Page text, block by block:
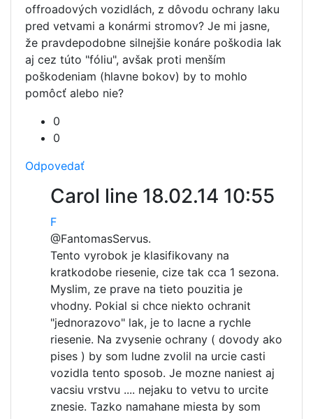
offroadových vozidlách, z dôvodu ochrany laku
pred vetvami a konármi stromov? Je mi jasne,
že pravdepodobne silnejšie konáre poškodia lak
aj cez túto "fóliu", avšak proti menším
poškodeniam (hlavne bokov) by to mohlo
pomôcť alebo nie?
0
0
Odpovedať
Carol line 18.02.14 10:55
F
@FantomasServus.
Tento vyrobok je klasifikovany na
kratkodobe riesenie, cize tak cca 1 sezona.
Myslim, ze prave na tieto pouzitia je
vhodny. Pokial si chce niekto ochranit
"jednorazovo" lak, je to lacne a rychle
riesenie. Na zvysenie ochrany ( dovody ako
pises ) by som ludne zvolil na urcie casti
vozidla tento sposob. Je mozne naniest aj
vacsiu vrstvu .... nejaku to vetvu to urcite
znesie. Tazko namahane miesta by som